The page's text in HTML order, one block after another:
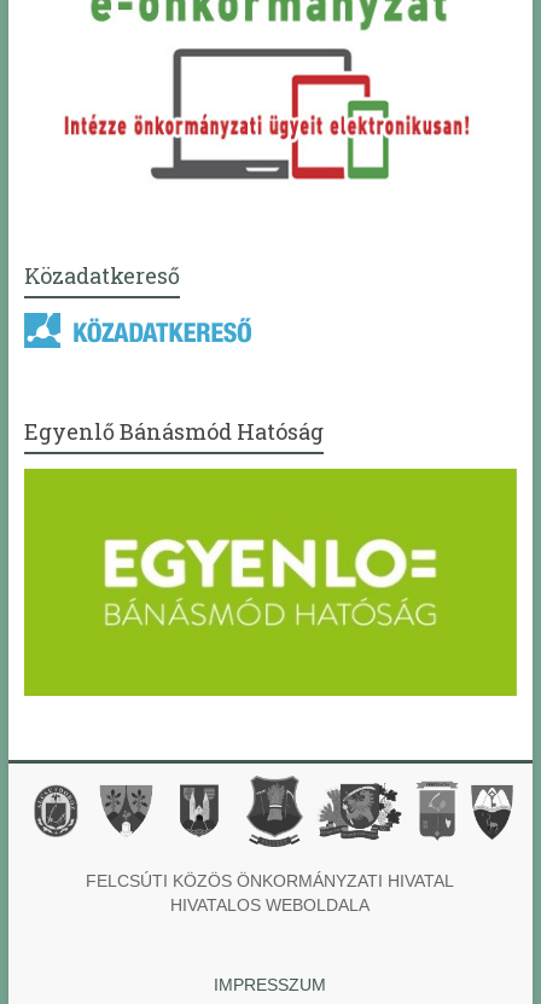
Közadatkereső
Egyenlő Bánásmód Hatóság
FELCSÚTI KÖZÖS ÖNKORMÁNYZATI HIVATAL
HIVATALOS WEBOLDALA
IMPRESSZUM